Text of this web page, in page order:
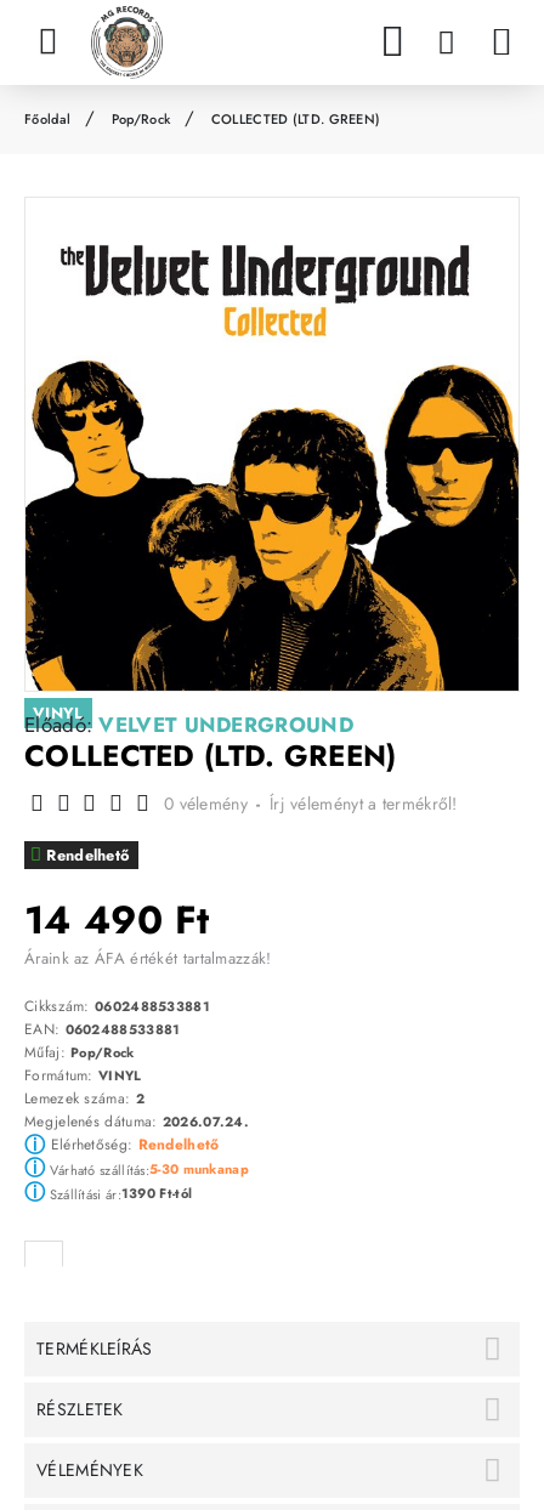
Pop/Rock COLLECTED (LTD. GREEN)
VINYL
Előadó:VELVET UNDERGROUND
COLLECTED (LTD. GREEN)
Rendelhető
0 vélemény - Írj véleményt a termékről!
14 490 Ft
Áraink az ÁFA értékét tartalmazzák!
Cikkszám: 0602488533881
EAN: 0602488533881
Műfaj:Pop/Rock
Formátum: VINYL
Lemezek száma: 2
Megjelenés dátuma: 2026.07.24.
ⓘElérhetőség: Rendelhető
ⓘVárható szállítás:5-30 munkanap
ⓘSzállítási ár:1390 Ft-tól
TERMÉKLEÍRÁS
RÉSZLETEK
VÉLEMÉNYEK